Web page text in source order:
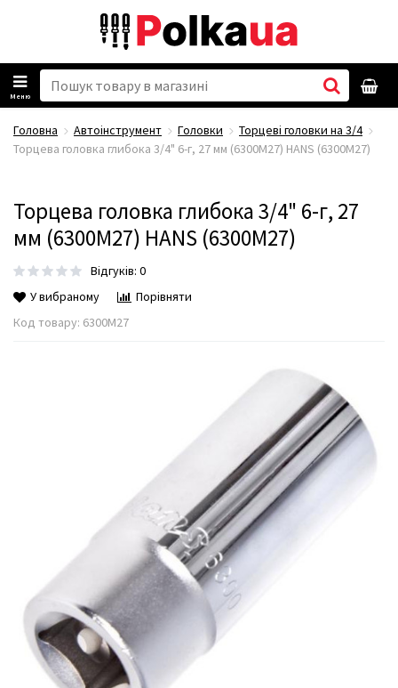
Меню
Головна Автоінструмент Головки
Торцеві головки на 3/4
Торцева головка глибока 3/4" 6-г, 27 мм (6300М27) HANS (6300М27)
Торцева головка глибока 3/4" 6-г, 27
мм (6300М27) HANS (6300М27)
Відгуків: 0
У вибраному
Порівняти
Код товару: 6300М27